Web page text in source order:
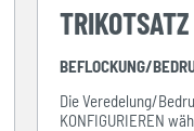
BEFLOCKUNG/
Die Veredelung/
KONFIGURIEREN